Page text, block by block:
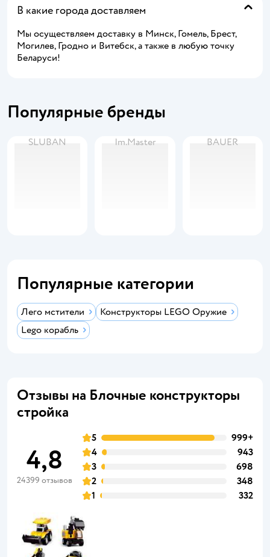
В какие города доставляем
Мы осуществляем доставку в Минск, Гомель, Брест,
Могилев, Гродно и Витебск, а также в любую точку
Беларуси!
Популярные бренды
SLUBAN Im.Master BAUER
Популярные категории
Лего мстители
Конструкторы LEGO Оружие
Lego корабль
Отзывы на Блочные конструкторы
стройка
4,8
24399 отзывов
5
999+
4
943
3
698
2
348
1
332